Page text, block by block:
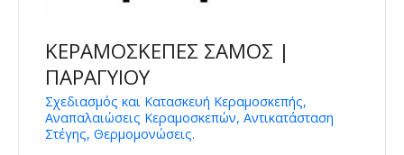
ΚΕΡΑΜΟΣΚΕΠΕΣ ΣΑΜΟΣ |
ΠΑΡΑΓΥΙΟΥ
Σχεδιασμός και Κατασκευή Κεραμοσκεπής,
Αναπαλαιώσεις Κεραμοσκεπών, Αντικατάσταση
Στέγης, Θερμομονώσεις.